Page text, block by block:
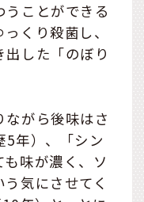
うことができる
くり殺菌し、
した「のぼり
ながら後味はさ
5年）、「シン
味が濃く、ソ
気にさせてく